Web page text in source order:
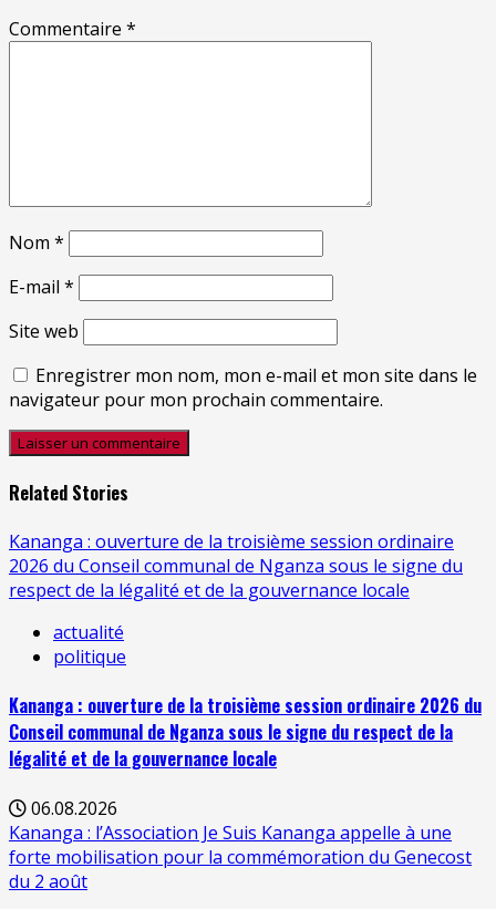
Commentaire *
Nom *
E-mail *
Site web
Enregistrer mon nom, mon e-mail et mon site dans le
navigateur pour mon prochain commentaire.
Related Stories
Kananga : ouverture de la troisième session ordinaire
2026 du Conseil communal de Nganza sous le signe du
respect de la légalité et de la gouvernance locale
actualité
politique
Kananga : ouverture de la troisième session ordinaire 2026 du
Conseil communal de Nganza sous le signe du respect de la
légalité et de la gouvernance locale
06.08.2026
Kananga : l’Association Je Suis Kananga appelle à une
forte mobilisation pour la commémoration du Genecost
du 2 août